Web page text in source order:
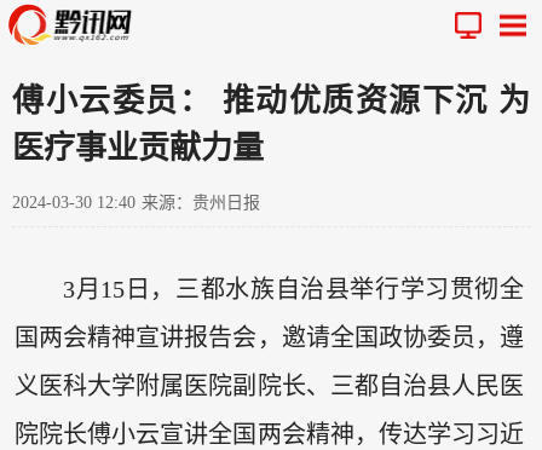
傅小云委员： 推动优质资源下沉 为
医疗事业贡献力量
2024-03-30 12:40 来源：贵州日报
3月15日，三都水族自治县举行学习贯彻全
国两会精神宣讲报告会，邀请全国政协委员，遵
义医科大学附属医院副院长、三都自治县人民医
院院长傅小云宣讲全国两会精神，传达学习习近